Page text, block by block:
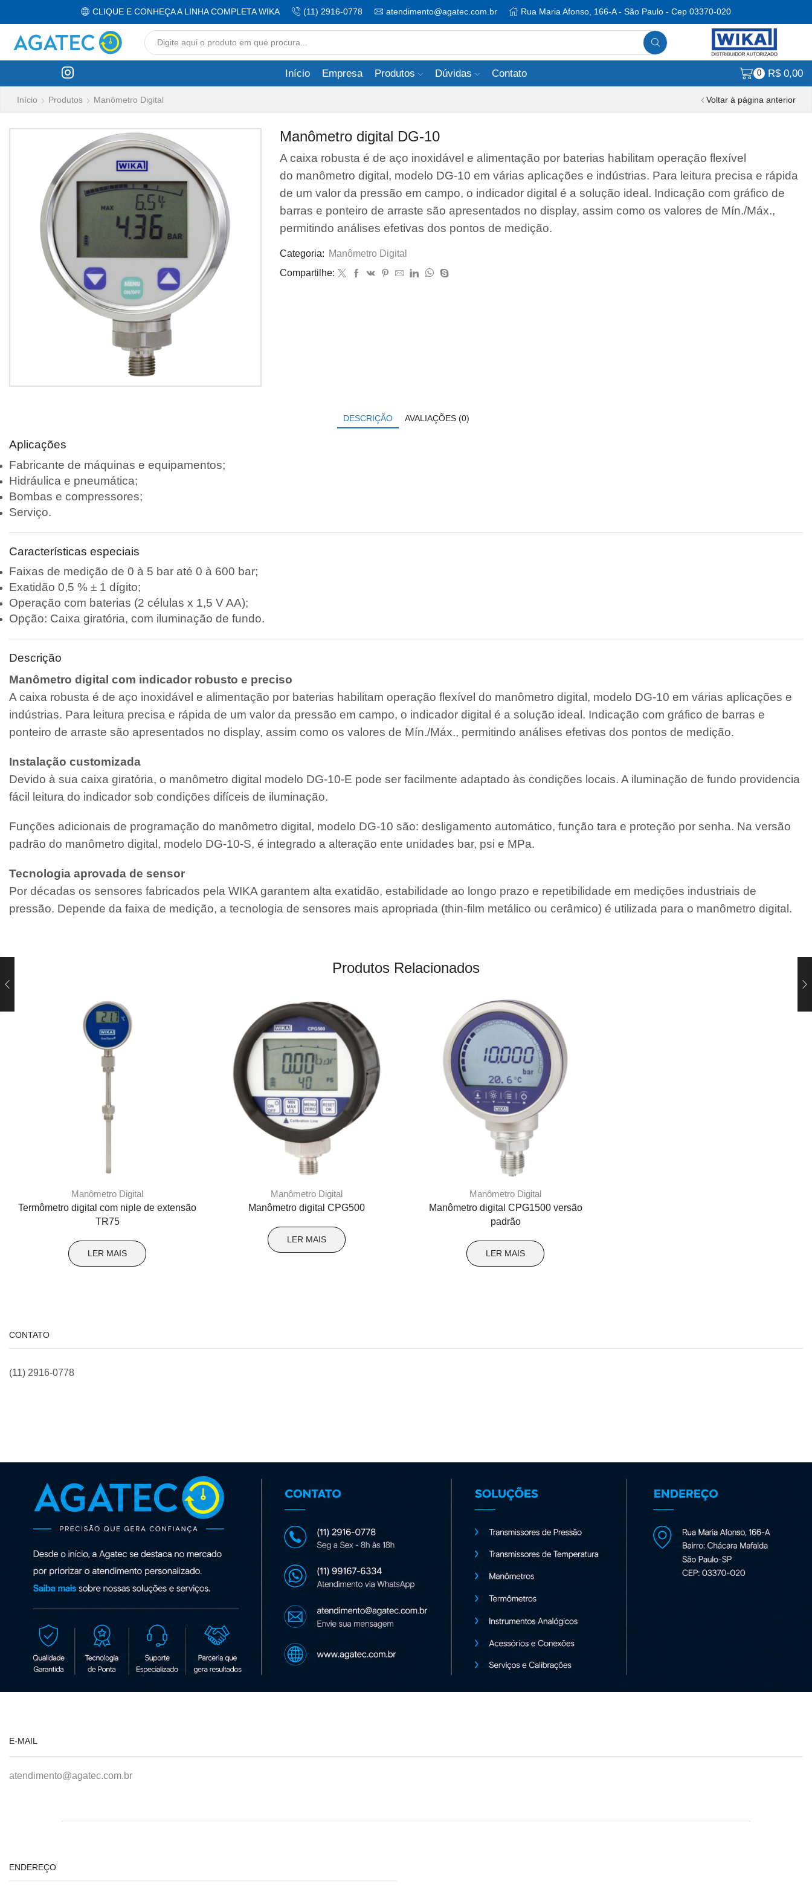
CLIQUE E CONHEÇA A LINHA COMPLETA WIKA (11) 2916-0778 atendimento@agatec.com.br Rua Maria Afonso, 166-A - São Paulo - Cep 03370-020
input
Início Empresa Produtos Dúvidas Contato 0 R$0,00
Início Produtos Manômetro Digital Voltar à página anterior
Manômetro digital DG-10
A caixa robusta é de aço inoxidável e alimentação por baterias habilitam operação flexível
do manômetro digital, modelo DG-10 em várias aplicações e indústrias. Para leitura precisa e rápida
de um valor da pressão em campo, o indicador digital é a solução ideal. Indicação com gráfico de
barras e ponteiro de arraste são apresentados no display, assim como os valores de Mín./Máx.,
permitindo análises efetivas dos pontos de medição.
Categoria: Manômetro Digital
Compartilhe:
DESCRIÇÃO AVALIAÇÕES (0)
Aplicações
Fabricante de máquinas e equipamentos;
Hidráulica e pneumática;
Bombas e compressores;
Serviço.
Características especiais
Faixas de medição de 0 à 5 bar até 0 à 600 bar;
Exatidão 0,5 % ± 1 dígito;
Operação com baterias (2 células x 1,5 V AA);
Opção: Caixa giratória, com iluminação de fundo.
Descrição
Manômetro digital com indicador robusto e preciso
A caixa robusta é de aço inoxidável e alimentação por baterias habilitam operação flexível do manômetro digital, modelo DG-10 em várias aplicações e
indústrias. Para leitura precisa e rápida de um valor da pressão em campo, o indicador digital é a solução ideal. Indicação com gráfico de barras e
ponteiro de arraste são apresentados no display, assim como os valores de Mín./Máx., permitindo análises efetivas dos pontos de medição.
Instalação customizada
Devido à sua caixa giratória, o manômetro digital modelo DG-10-E pode ser facilmente adaptado às condições locais. A iluminação de fundo providencia
fácil leitura do indicador sob condições difíceis de iluminação.
Funções adicionais de programação do manômetro digital, modelo DG-10 são: desligamento automático, função tara e proteção por senha. Na versão
padrão do manômetro digital, modelo DG-10-S, é integrado a alteração ente unidades bar, psi e MPa.
Tecnologia aprovada de sensor
Por décadas os sensores fabricados pela WIKA garantem alta exatidão, estabilidade ao longo prazo e repetibilidade em medições industriais de
pressão. Depende da faixa de medição, a tecnologia de sensores mais apropriada (thin-film metálico ou cerâmico) é utilizada para o manômetro digital.
Produtos Relacionados
Manômetro Digital
Termômetro digital com niple de extensão
TR75
LER MAIS
Manômetro Digital
Manômetro digital CPG500
LER MAIS
Manômetro Digital
Manômetro digital CPG1500 versão
padrão
LER MAIS
CONTATO
(11) 2916-0778
E-MAIL
atendimento@agatec.com.br
ENDEREÇO